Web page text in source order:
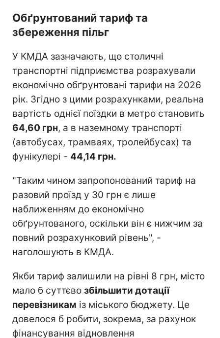
Обґрунтований тариф та
збереження пільг
У КМДА зазначають, що столичні
транспортні підприємства розрахували
економічно обґрунтовані тарифи на 2026
рік. Згідно з цими розрахунками, реальна
вартість однієї поїздки в метро становить
64,60 грн, а в наземному транспорті
(автобусах, трамваях, тролейбусах) та
фунікулері - 44,14 грн.
"Таким чином запропонований тариф на
разовий проїзд у 30 грн є лише
наближенням до економічно
обґрунтованого, оскільки він є нижчим за
повний розрахунковий рівень", -
наголошують в КМДА.
Якби тариф залишили на рівні 8 грн, місто
мало б суттєво збільшити дотації
перевізникам із міського бюджету. Це
довелося б робити, зокрема, за рахунок
фінансування відновлення